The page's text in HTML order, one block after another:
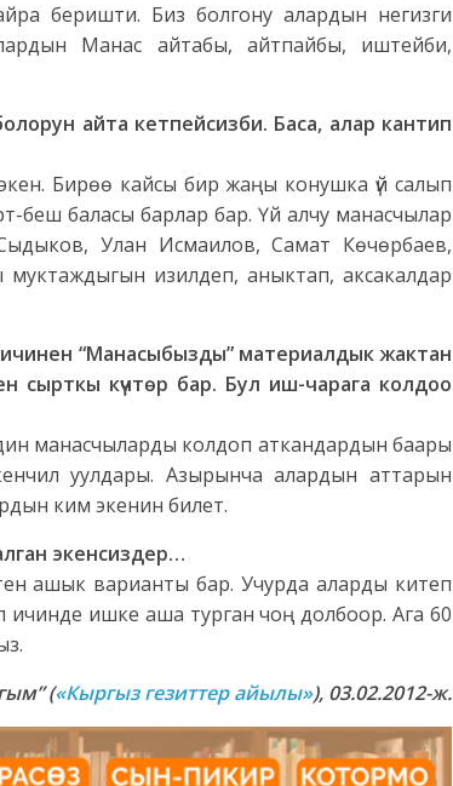
беришти. Биз болгону алардын негизги
Манас айтабы, айтпайбы, иштейби,
айта кетпейсизби. Баса, алар кантип
Бирөө кайсы бир жаңы конушка үй салып
беш баласы барлар бар. Үй алчу манасчылар
Улан Исмаилов, Самат Көчөрбаев,
изилдеп, аныктап, аксакалдар
“Манасыбызды” материалдык жактан
сырткы күчтөр бар. Бул иш-чарага колдоо
манасчыларды колдоп аткандардын баары
уулдары. Азырынча алардын аттарын
ким экенин билет.
экенсиздер…
ашык варианты бар. Учурда аларды китеп
ишке аша турган чоң долбоор. Ага 60
(«Кыргыз гезиттер айылы»), 03.02.2012-ж.